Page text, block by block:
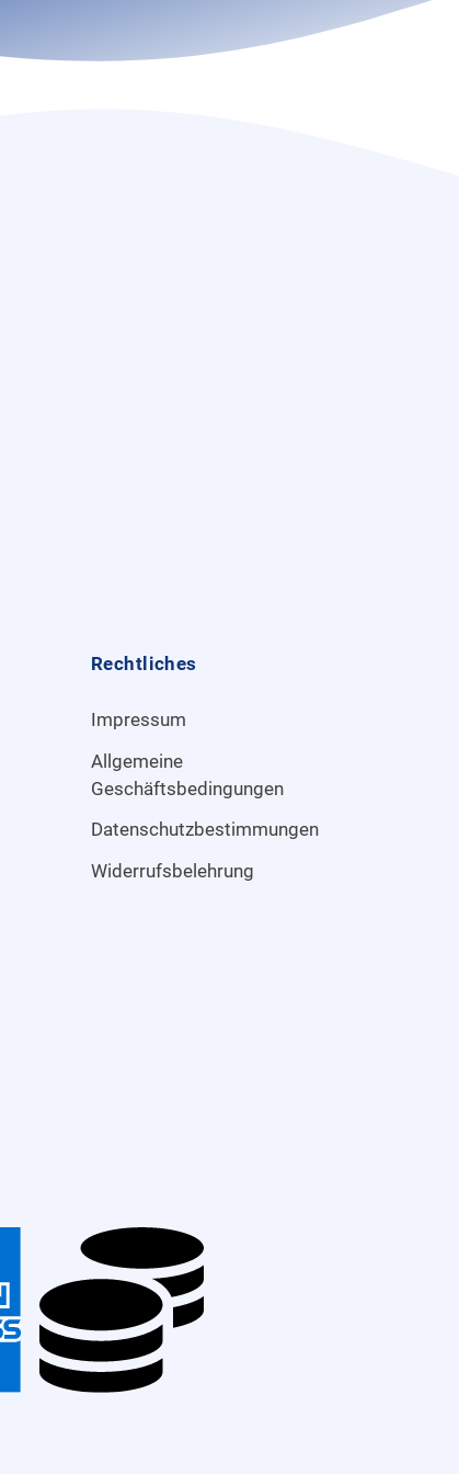
Rechtliches
Impressum
Allgemeine
Geschäftsbedingungen
Datenschutzbestimmungen
Widerrufsbelehrung